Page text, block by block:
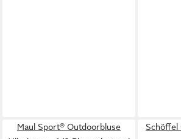
Maul Sport® Outdoorbluse
Schöffel